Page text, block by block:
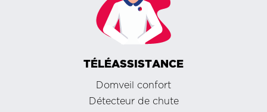
TÉLÉASSISTANCE
Domveil confort
Détecteur de chute